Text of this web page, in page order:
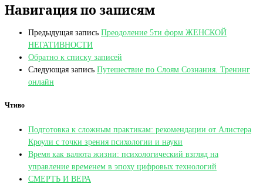
Навигация по записям
Предыдущая запись Преодоление 5ти форм ЖЕНСКОЙ
НЕГАТИВНОСТИ
Обратно к списку записей
Следующая запись Путешествие по Слоям Сознания. Тренинг
онлайн
Чтиво
Подготовка к сложным практикам: рекомендации от Алистера
Кроули с точки зрения психологии и науки
Время как валюта жизни: психологический взгляд на
управление временем в эпоху цифровых технологий
СМЕРТЬ И ВЕРА